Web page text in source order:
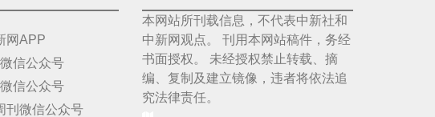
网APP
信公众号
信公众号
刊微信公众号
本网站所刊载信息，不代表中新社和
中新网观点。 刊用本网站稿件，务经
书面授权。 未经授权禁止转载、摘
编、复制及建立镜像，违者将依法追
究法律责任。